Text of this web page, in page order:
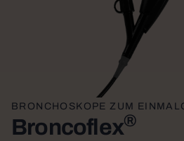
BRONCHOSKOPE ZUM
Broncoflex®